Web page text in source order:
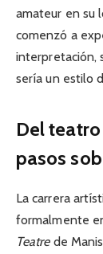
amateur en su
comenzó a
interpretación,
sería un estilo
Del
pasos
La carrera
formalmente
Teatrede